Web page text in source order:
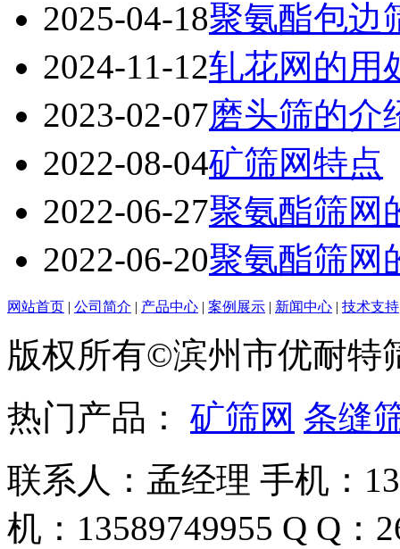
2025-04-18聚氨酯包边
2024-11-12轧花网的用
2023-02-07磨头筛的介
2022-08-04矿筛网特点
2022-06-27聚氨酯筛网
2022-06-20聚氨酯筛网
网站首页 | 公司简介 | 产品中心 | 案例展示 | 新闻中心 | 技术支持
版权所有©滨州市优耐特
热门产品： 矿筛网 条缝
联系人：孟经理 手机：
机：13589749955 Q Q：